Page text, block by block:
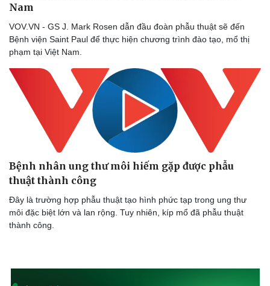
Thể thao
Bóng đá
Lịch thi đấu bóng đá
Thế giới thể thao
Ô tô
Xe máy
Nam
VOV.VN - GS J. Mark Rosen dẫn đầu đoàn phẫu thuật sẽ đến
Bệnh viện Saint Paul để thực hiện chương trình đào tạo, mổ thị
phạm tại Việt Nam.
Bệnh nhân ung thư môi hiếm gặp được phẫu
thuật thành công
Đây là trường hợp phẫu thuật tạo hình phức tạp trong ung thư
môi đặc biệt lớn và lan rộng. Tuy nhiên, kíp mổ đã phẫu thuật
thành công.